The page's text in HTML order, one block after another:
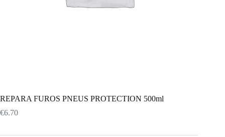
REPARA FUROS PNEUS PROTECTION 500ml
€6.70